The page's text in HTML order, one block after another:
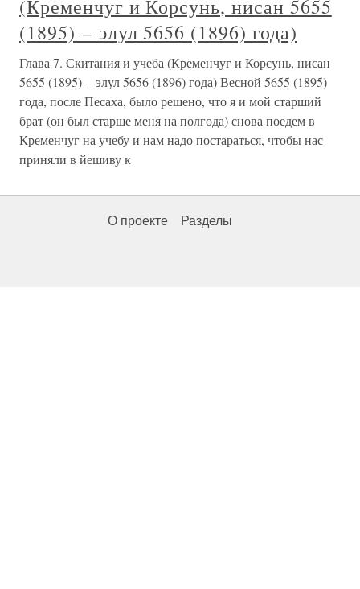
(Кременчуг и Корсунь, нисан 5655
(1895) – элул 5656 (1896) года)
Глава 7. Скитания и учеба (Кременчуг и Корсунь, нисан
5655 (1895) – элул 5656 (1896) года) Весной 5655 (1895)
года, после Песаха, было решено, что я и мой старший
брат (он был старше меня на полгода) снова поедем в
Кременчуг на учебу и нам надо постараться, чтобы нас
приняли в йешиву к
О проекте Разделы